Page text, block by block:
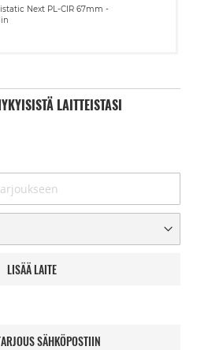
Next PL-CIR 67mm -
LAITTEISTASI
LISÄÄ LAITE
SÄHKÖPOSTIIN